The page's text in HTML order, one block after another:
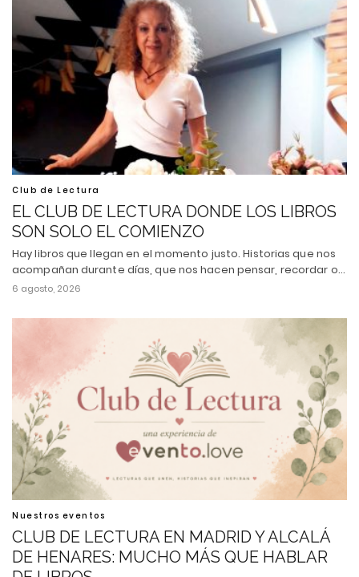
Club de Lectura
EL CLUB DE LECTURA DONDE LOS LIBROS
SON SOLO EL COMIENZO
Hay libros que llegan en el momento justo. Historias que nos
acompañan durante días, que nos hacen pensar, recordar o…
6 agosto, 2026
Nuestros eventos
CLUB DE LECTURA EN MADRID Y ALCALÁ
DE HENARES: MUCHO MÁS QUE HABLAR